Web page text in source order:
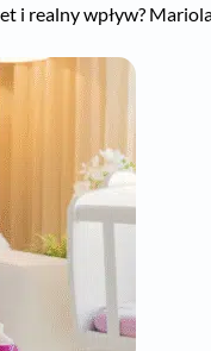
i realny wpływ?